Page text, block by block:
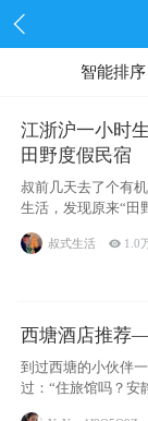
智能排序
江浙沪一小时
田野度假民宿
叔前几天去了个有
生活，发现原来“田
律。江
叔式生活  1.0
西塘酒店推荐
到过西塘的小伙伴
过：“住旅馆吗？安